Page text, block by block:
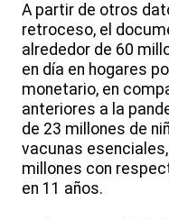
A partir de otros
retroceso, el
alrededor de 60
en día en hogares
monetario, en
anteriores a la
de 23 millones de
vacunas
millones con
en 11 años.